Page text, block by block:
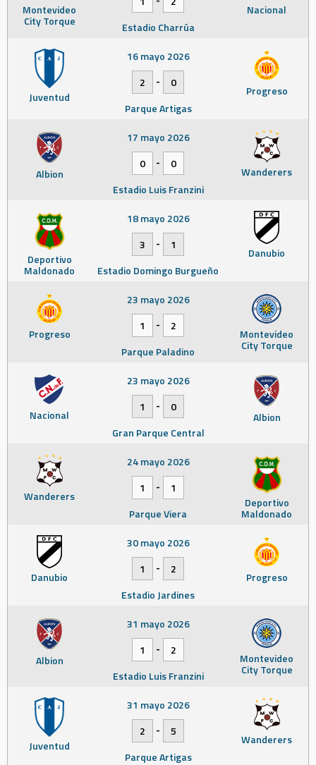
Montevideo
City Torque
Nacional
Estadio Charrúa
Juventud Progreso
16 mayo 2026
2
-
0
Parque Artigas
Albion Wanderers
17 mayo 2026
0
-
0
Estadio Luis Franzini
Deportivo
Maldonado
Danubio
18 mayo 2026
3
-
1
Estadio Domingo Burgueño
Progreso Montevideo
City Torque
23 mayo 2026
1
-
2
Parque Paladino
Nacional Albion
23 mayo 2026
1
-
0
Gran Parque Central
Wanderers Deportivo
Maldonado
24 mayo 2026
1
-
1
Parque Viera
Danubio Progreso
30 mayo 2026
1
-
2
Estadio Jardines
Albion Montevideo
City Torque
31 mayo 2026
1
-
2
Estadio Luis Franzini
Juventud Wanderers
31 mayo 2026
2
-
5
Parque Artigas